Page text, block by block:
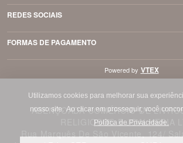
REDES SOCIAIS
FORMAS DE PAGAMENTO
Powered by VTEX
ABENÇOADA COMÉRCIO DE
RELIGIOSOS E JOALHERIA
Rua Marquês De São Vicente, 124/
Utilizamos cookies para melhorar sua
nosso site. Ao clicar em prosseguir, você
Política de Privacidade.